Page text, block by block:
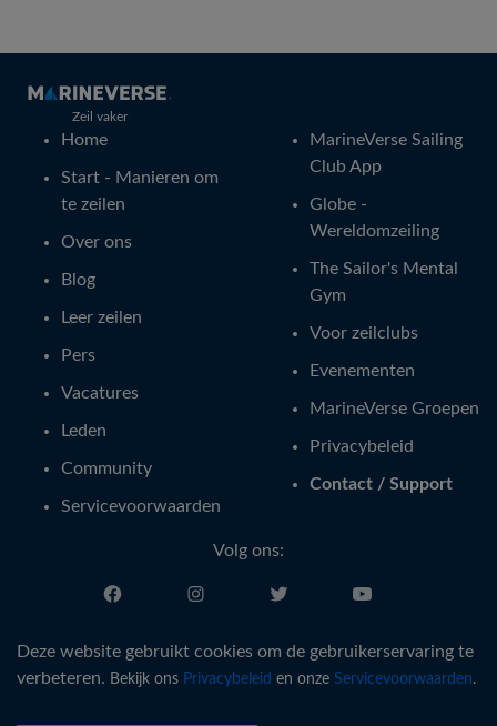
Zeil vaker
Home
Start - Manieren om
te zeilen
Over ons
Blog
Leer zeilen
Pers
Vacatures
Leden
Community
Servicevoorwaarden
MarineVerse Sailing
Club App
Globe -
Wereldomzeiling
The Sailor's Mental
Gym
Voor zeilclubs
Evenementen
MarineVerse Groepen
Privacybeleid
Contact / Support
Volg ons:
Nederlands
Deze website gebruikt cookies om de gebruikerservaring te
verbeteren. Bekijk ons Privacybeleid en onze Servicevoorwaarden.